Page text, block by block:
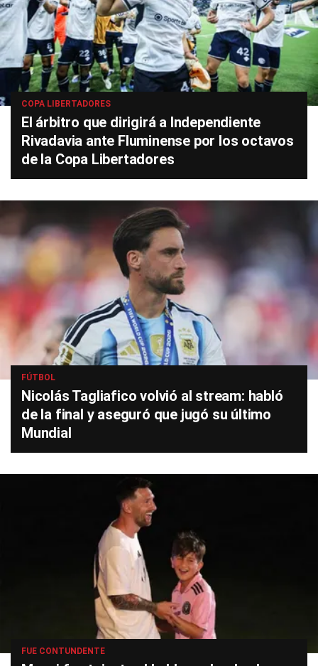
COPA LIBERTADORES
El árbitro que dirigirá a Independiente
Rivadavia ante Fluminense por los octavos
de la Copa Libertadores
FÚTBOL
Nicolás Tagliafico volvió al stream: habló
de la final y aseguró que jugó su último
Mundial
FUE CONTUNDENTE